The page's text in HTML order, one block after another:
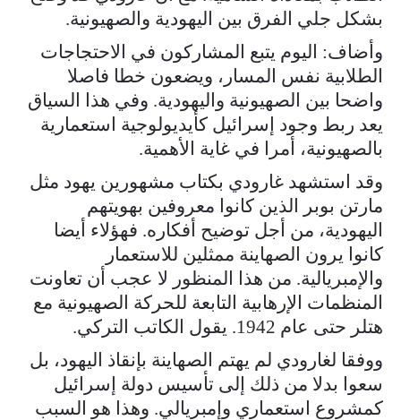
بشكل جلي الفرق بين اليهودية والصهيونية.
وأضاف: اليوم يتبع المشاركون في الاحتجاجات
الطلابية نفس المسار، ويضعون خطا فاصلا
واضحا بين الصهيونية واليهودية. وفي هذا السياق
يعد ربط وجود إسرائيل كأيديولوجية استعمارية
بالصهيونية، أمرا في غاية الأهمية.
وقد استشهد غارودي بكتاب مشهورين يهود مثل
مارتن بوبر الذين كانوا معروفين بهويتهم
اليهودية، من أجل توضيح أفكاره. فهؤلاء أيضا
كانوا يرون الصهاينة ممثلين للاستعمار
والإمبريالية. من هذا المنظور لا عجب أن تعاونت
المنظمات الإرهابية التابعة للحركة الصهيونية مع
هتلر حتى عام 1942. يقول الكاتب التركي.
ووفقا لغارودي لم يهتم الصهاينة بإنقاذ اليهود، بل
سعوا بدلا من ذلك إلى تأسيس دولة إسرائيل
كمشروع استعماري وإمبريالي. وهذا هو السبب